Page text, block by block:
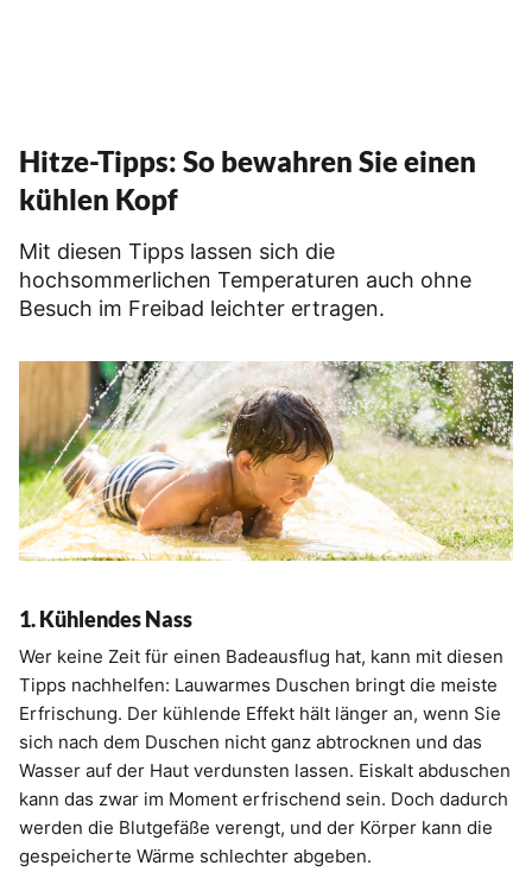
Hitze-Tipps: So bewahren Sie einen
kühlen Kopf
Mit diesen Tipps lassen sich die
hochsommerlichen Temperaturen auch ohne
Besuch im Freibad leichter ertragen.
1. Kühlendes Nass
Wer keine Zeit für einen Badeausflug hat, kann mit diesen
Tipps nachhelfen: Lauwarmes Duschen bringt die meiste
Erfrischung. Der kühlende Effekt hält länger an, wenn Sie
sich nach dem Duschen nicht ganz abtrocknen und das
Wasser auf der Haut verdunsten lassen. Eiskalt abduschen
kann das zwar im Moment erfrischend sein. Doch dadurch
werden die Blutgefäße verengt, und der Körper kann die
gespeicherte Wärme schlechter abgeben.